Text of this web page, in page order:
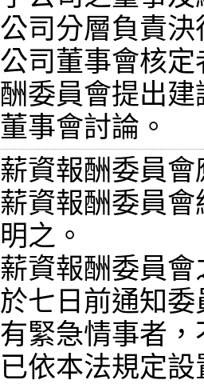
公司分層負責
公司董事會核
酬委員會提出
董事會討論。
薪資報酬委員
薪資報酬委員
明之。
薪資報酬委員
於七日前通知
有緊急情事者
已依本法規定